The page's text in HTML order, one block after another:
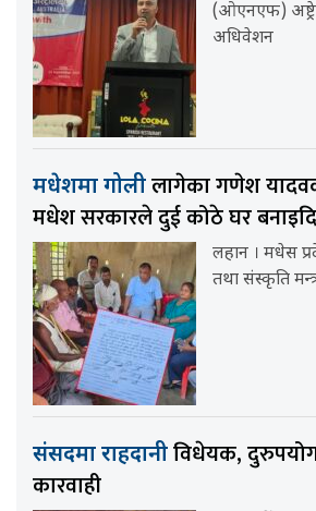
(ओएनएफ)
अधिवेशन
मधेशमा गोलीलागेका गणेश
मधेश सरकारले दुई कोठे घर
लहान । मधेस
तथा संस्कृति
संसदमा राहदानीविधेयक,
कारवाही